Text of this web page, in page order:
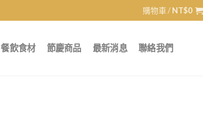
購物車 /NT$0
餐飲食材 節慶商品 最新消息 聯絡我們